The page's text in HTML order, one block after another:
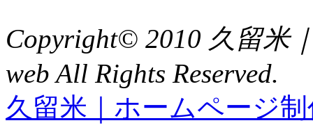
Copyright© 2010 久留米
web All Rights Reserved.
久留米｜ホームページ